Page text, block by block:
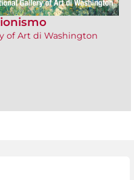
of Art di Washington